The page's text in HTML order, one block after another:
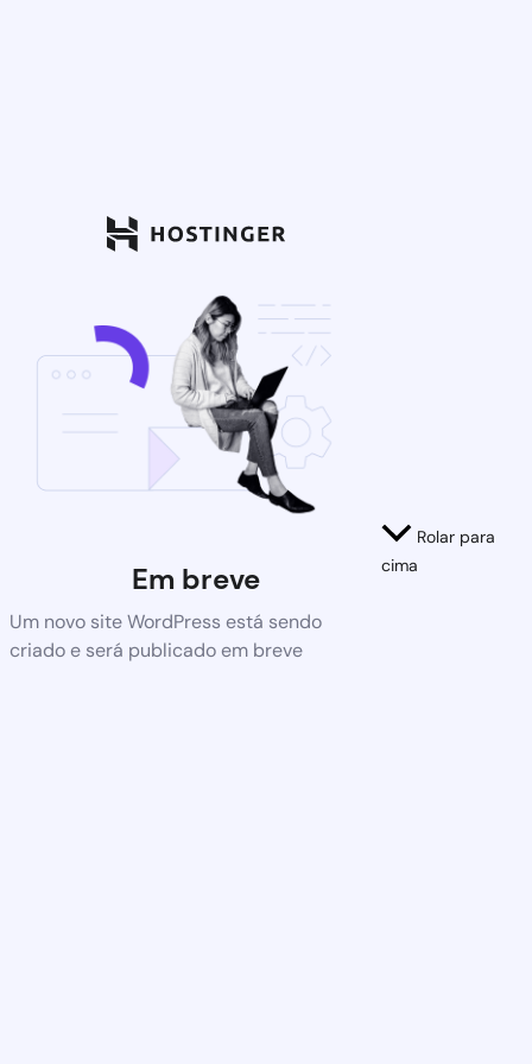
Em breve
Um novo site WordPress está sendo
criado e será publicado em breve
Rolar para
cima